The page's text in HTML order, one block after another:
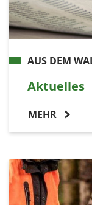
AUS DEM
Aktuelles
MEHR